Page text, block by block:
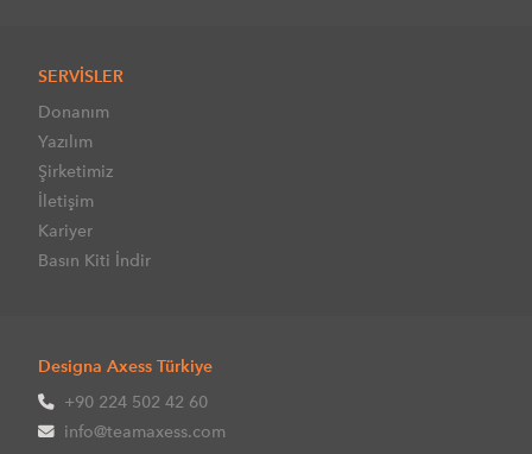
SERVİSLER
Donanım
Yazılım
Şirketimiz
İletişim
Kariyer
Basın Kiti İndir
Designa Axess Türkiye
+90 224 502 42 60
info@teamaxess.com